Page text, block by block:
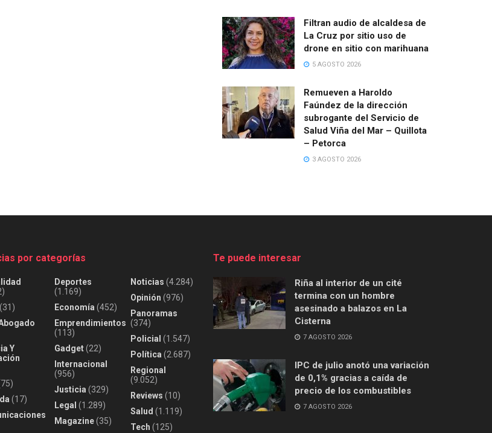
Filtran audio de alcaldesa de
La Cruz por sitio uso de
drone en sitio con marihuana
5 AGOSTO 2026
Remueven a Haroldo
Faúndez de la dirección
subrogante del Servicio de
Salud Viña del Mar – Quillota
– Petorca
3 AGOSTO 2026
por categorías
(31)
Y
(17)
Deportes
(1.169)
Economía (452)
Emprendimientos
(113)
Gadget(22)
Internacional
(956)
Justicia (329)
Legal (1.289)
Magazine(35)
Noticias (4.284)
Opinión (976)
Panoramas
(374)
Policial (1.547)
Política (2.687)
Regional
(9.052)
Reviews (10)
Salud (1.119)
Tech (125)
Te puede interesar
Riña al interior de un cité
termina con un hombre
asesinado a balazos en La
Cisterna
7 AGOSTO 2026
IPC de julio anotó una variación
de 0,1% gracias a caída de
precio de los combustibles
7 AGOSTO 2026